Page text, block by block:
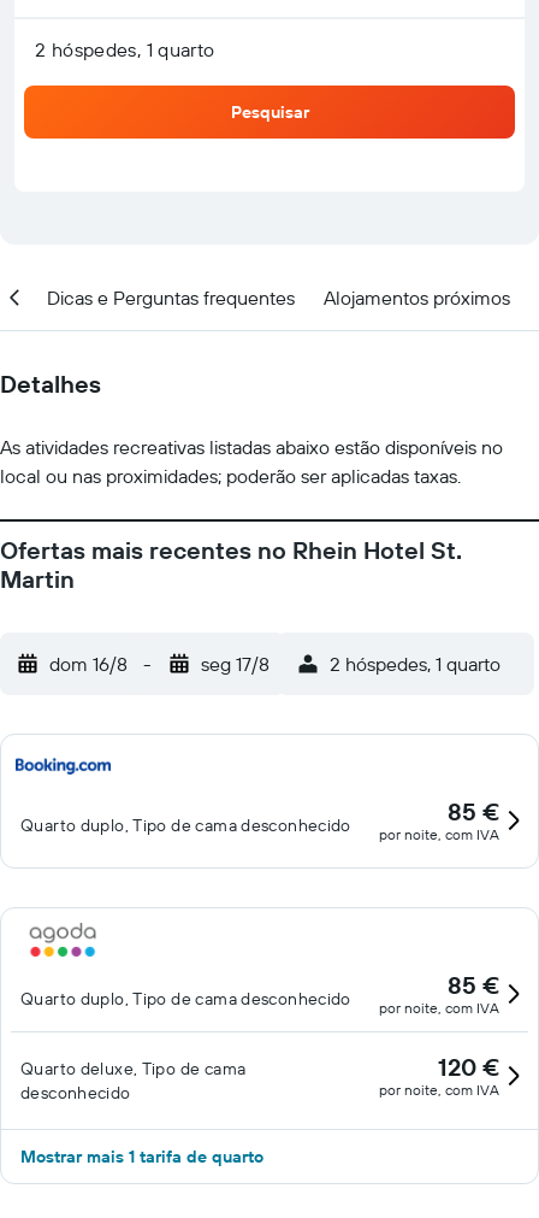
2 hóspedes, 1 quarto
Pesquisar
Dicas e Perguntas frequentes Alojamentos próximos
Detalhes
As atividades recreativas listadas abaixo estão disponíveis no
local ou nas proximidades; poderão ser aplicadas taxas.
Ofertas mais recentes no Rhein Hotel St.
Martin
dom 16/8 - seg 17/8 2 hóspedes, 1 quarto
Quarto duplo, Tipo de cama desconhecido 85 €
por noite, com IVA
Quarto duplo, Tipo de cama desconhecido 85 €
por noite, com IVA
Quarto deluxe, Tipo de cama
desconhecido
120 €
por noite, com IVA
Mostrar mais 1 tarifa de quarto